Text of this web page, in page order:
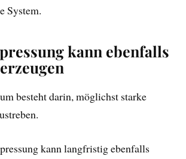
System.
kann ebenfalls
besteht darin, möglichst starke
kann langfristig ebenfalls